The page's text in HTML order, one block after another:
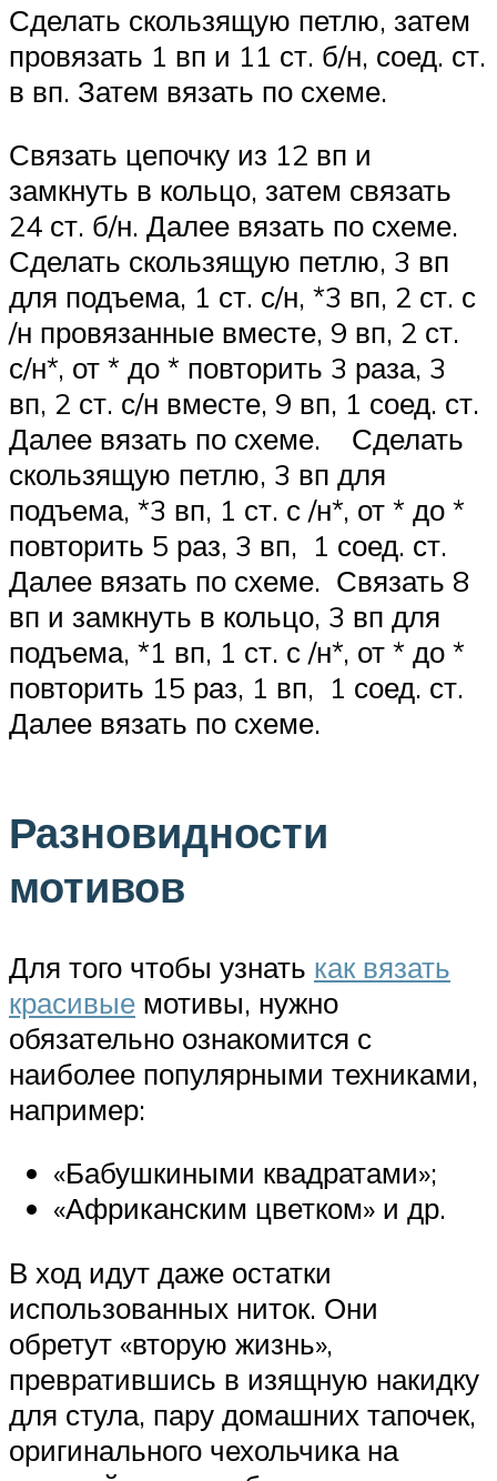
Сделать скользящую петлю, затем
провязать 1 вп и 11 ст. б/н, соед. ст.
в вп. Затем вязать по схеме.
Связать цепочку из 12 вп и
замкнуть в кольцо, затем связать
24 ст. б/н. Далее вязать по схеме.
Сделать скользящую петлю, 3 вп
для подъема, 1 ст. с/н, *3 вп, 2 ст. с
/н провязанные вместе, 9 вп, 2 ст.
с/н*, от * до * повторить 3 раза, 3
вп, 2 ст. с/н вместе, 9 вп, 1 соед. ст.
Далее вязать по схеме. Сделать
скользящую петлю, 3 вп для
подъема, *3 вп, 1 ст. с /н*, от * до *
повторить 5 раз, 3 вп, 1 соед. ст.
Далее вязать по схеме. Связать 8
вп и замкнуть в кольцо, 3 вп для
подъема, *1 вп, 1 ст. с /н*, от * до *
повторить 15 раз, 1 вп, 1 соед. ст.
Далее вязать по схеме.
Разновидности
мотивов
Для того чтобы узнать как вязать
красивые мотивы, нужно
обязательно ознакомится с
наиболее популярными техниками,
например:
«Бабушкиными квадратами»;
«Африканским цветком» и др.
В ход идут даже остатки
использованных ниток. Они
обретут «вторую жизнь»,
превратившись в изящную накидку
для стула, пару домашних тапочек,
оригинального чехольчика на